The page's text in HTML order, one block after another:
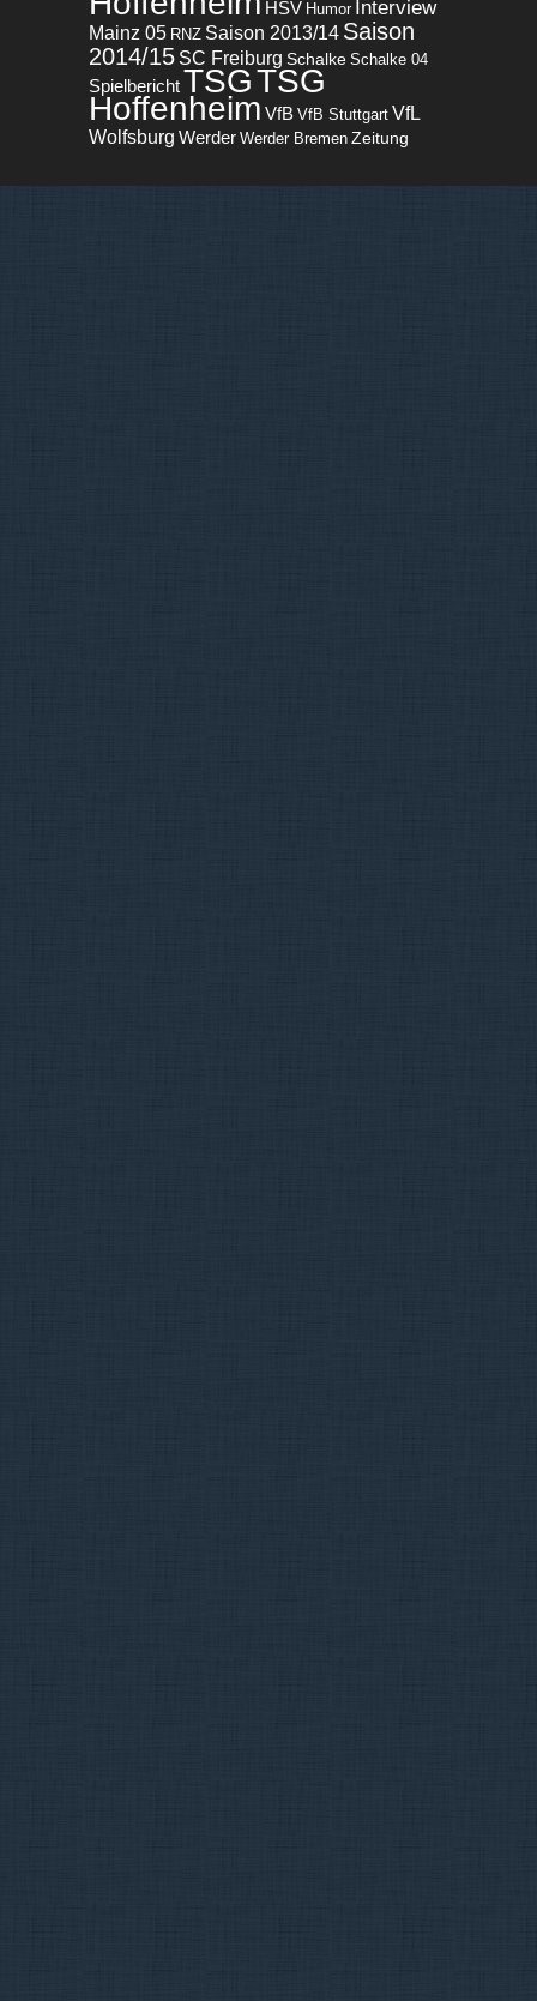
HSV Humor Interview
Mainz 05 RNZ Saison 2013/14 Saison
2014/15 SC Freiburg Schalke Schalke 04
SpielberichtTSGTSG
Hoffenheim VfB VfB Stuttgart VfL
Wolfsburg Werder Werder Bremen Zeitung